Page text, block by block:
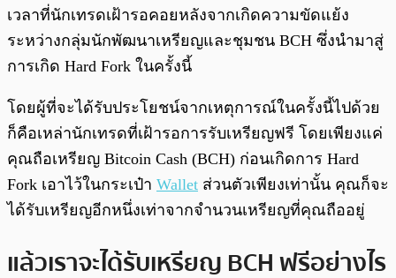
เวลาที่นักเทรดเฝ้ารอคอยหลังจากเกิดความขัดแย้ง
ระหว่างกลุ่มนักพัฒนาเหรียญและชุมชน BCH ซึ่งนำมาสู่
การเกิด Hard Fork ในครั้งนี้
โดยผู้ที่จะได้รับประโยชน์จากเหตุการณ์ในครั้งนี้ไปด้วย
ก็คือเหล่านักเทรดที่เฝ้ารอการรับเหรียญฟรี โดยเพียงแค่
คุณถือเหรียญ Bitcoin Cash (BCH) ก่อนเกิดการ Hard
Fork เอาไว้ในกระเป๋า Wallet ส่วนตัวเพียงเท่านั้น คุณก็จะ
ได้รับเหรียญอีกหนึ่งเท่าจากจำนวนเหรียญที่คุณถืออยู่
แล้วเราจะได้รับเหรียญ BCH ฟรีอย่างไร